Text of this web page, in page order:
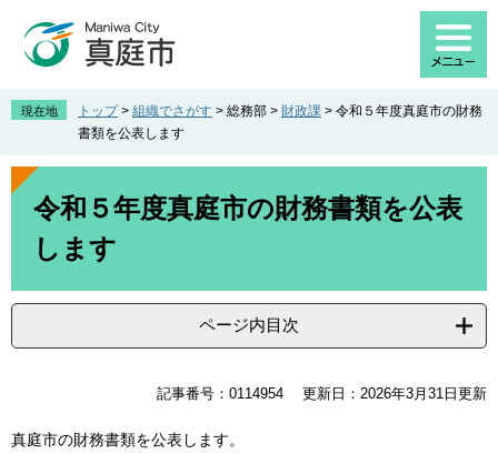
先
。
を
て
現在地 トップ > 組織でさがす > 総務部 > 財政課 > 令和５年度真庭市の財務
書類を公表します
本
令和５年度真庭市の財務書類を公表
します
ページ内目次
記事番号：0114954 更新日：2026年3月31日更新
真庭市の財務書類を公表します。